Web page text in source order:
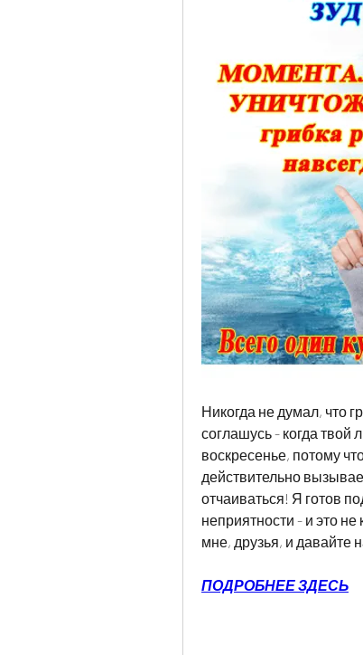
Никогда не думал, что
соглашусь - когда
воскресенье, потому
действительно
отчаиваться! Я готов
неприятности - и это
мне, друзья, и давайте
ПОДРОБНЕЕ ЗДЕСЬ